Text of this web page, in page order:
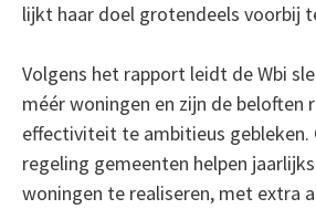
lijkt haar doel grotendeels voorbij
Volgens het rapport leidt de Wbi
méér woningen en zijn de beloften
effectiviteit te ambitieus gebleken.
regeling gemeenten helpen
woningen te realiseren, met extra